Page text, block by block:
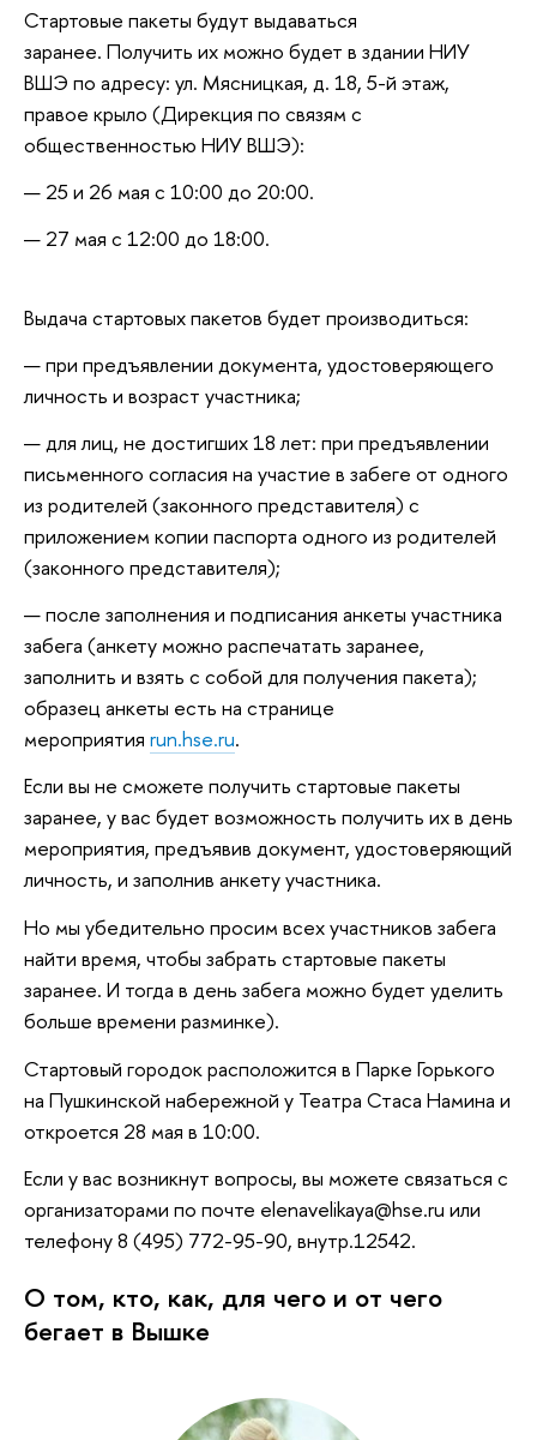
Стартовые пакеты будут выдаваться
заранее. Получить их можно будет в здании НИУ
ВШЭ по адресу: ул. Мясницкая, д. 18, 5-й этаж,
правое крыло (Дирекция по связям с
общественностью НИУ ВШЭ):
25 и 26 мая с 10:00 до 20:00.
27 мая с 12:00 до 18:00.
Выдача стартовых пакетов будет производиться:
при предъявлении документа, удостоверяющего
личность и возраст участника;
для лиц, не достигших 18 лет: при предъявлении
письменного согласия на участие в забеге от одного
из родителей (законного представителя) с
приложением копии паспорта одного из родителей
(законного представителя);
после заполнения и подписания анкеты участника
забега (анкету можно распечатать заранее,
заполнить и взять с собой для получения пакета);
образец анкеты есть на странице
мероприятия run.hse.ru.
Если вы не сможете получить стартовые пакеты
заранее, у вас будет возможность получить их в день
мероприятия, предъявив документ, удостоверяющий
личность, и заполнив анкету участника.
Но мы убедительно просим всех участников забега
найти время, чтобы забрать стартовые пакеты
заранее. И тогда в день забега можно будет уделить
больше времени разминке).
Стартовый городок расположится в Парке Горького
на Пушкинской набережной у Театра Стаса Намина и
откроется 28 мая в 10:00.
Если у вас возникнут вопросы, вы можете связаться с
организаторами по почте elenavelikaya@hse.ru или
телефону 8 (495) 772-95-90, внутр.12542.
О том, кто, как, для чего и от чего
бегает в Вышке